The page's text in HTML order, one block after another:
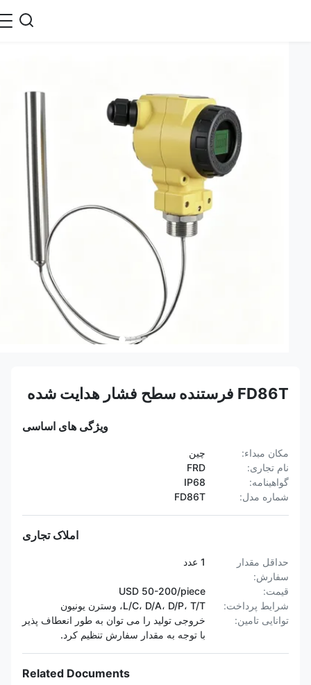
FD86T فرستنده سطح فشار هدایت شده
ویژگی های اساسی
مکان مبداء:
نام تجاری:
گواهینامه:
شماره مدل:
FD86T
املاک تجاری
حداقل مقدار
سفارش:
قیمت:
USD 50-200/piece
شرایط پرداخت:
L/C، D/A، D/P، T/T، وسترن یونیون
توانایی تامین:
خروجی تولید را می توان به طور انعطاف پذیر
با توجه به مقدار سفارش تنظیم کرد.
Related Documents